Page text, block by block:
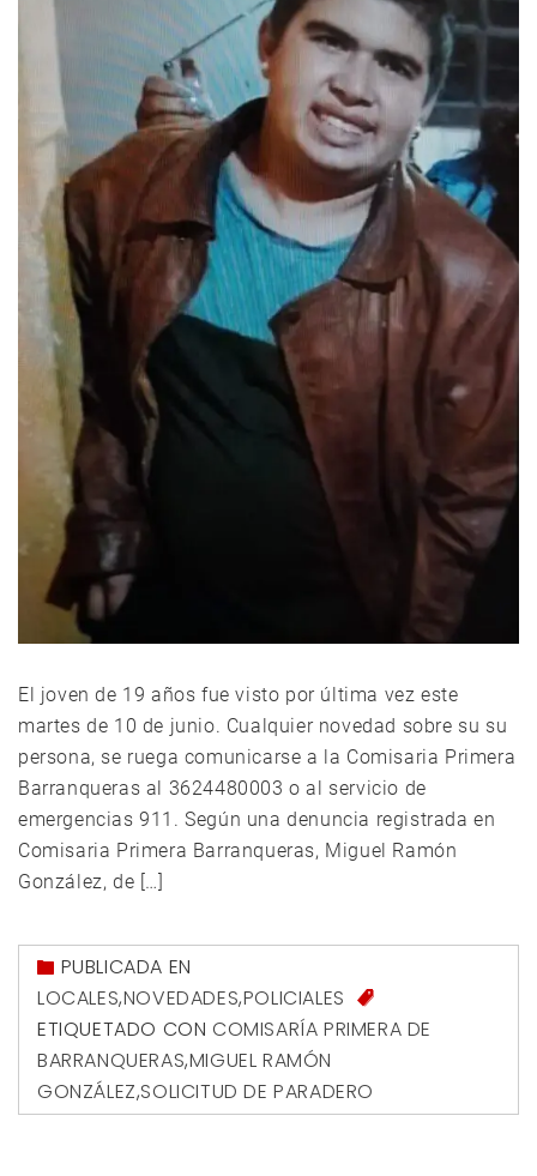
El joven de 19 años fue visto por última vez este
martes de 10 de junio. Cualquier novedad sobre su su
persona, se ruega comunicarse a la Comisaria Primera
Barranqueras al 3624480003 o al servicio de
emergencias 911. Según una denuncia registrada en
Comisaria Primera Barranqueras, Miguel Ramón
González, de […]
PUBLICADA EN
LOCALES,NOVEDADES,POLICIALES
ETIQUETADO CON COMISARÍA PRIMERA DE
BARRANQUERAS,MIGUEL RAMÓN
GONZÁLEZ,SOLICITUD DE PARADERO